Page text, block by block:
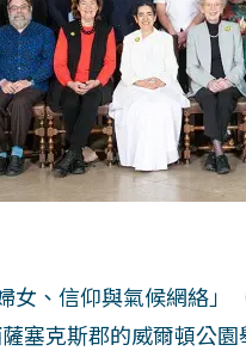
女、信仰與氣候網絡
塞克斯郡的威爾頓公園